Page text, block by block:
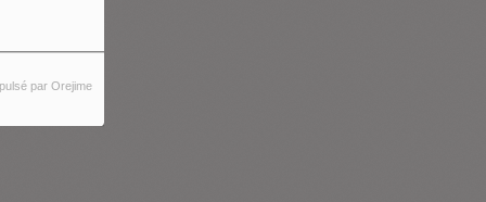
par Orejime